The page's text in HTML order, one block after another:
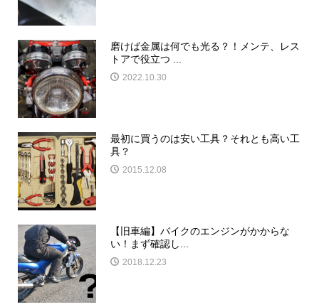
磨けば金属は何でも光る？！メンテ、レス
トアで役立つ ...
2022.10.30
最初に買うのは安い工具？それとも高い工
具？
2015.12.08
【旧車編】バイクのエンジンがかからな
い！まず確認し...
2018.12.23